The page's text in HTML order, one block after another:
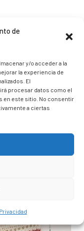
de
y/o acceder a la
la experiencia de
El
procesar datos como el
en este sitio. No consentir
a ciertas
de productos ECO
en